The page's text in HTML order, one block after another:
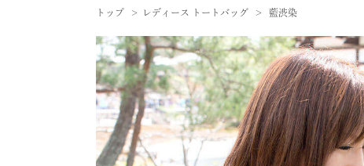
財布
藍渋染
岡山デニム
トップ レディース トートバッグ 藍渋染